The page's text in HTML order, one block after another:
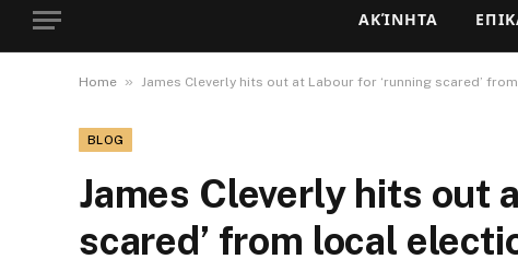
ΑΚΊΝΗΤΑ
Home » James Cleverly hits out at Labour for ‘running scared’
BLOG
James Cleverly hits out
scared’ from local